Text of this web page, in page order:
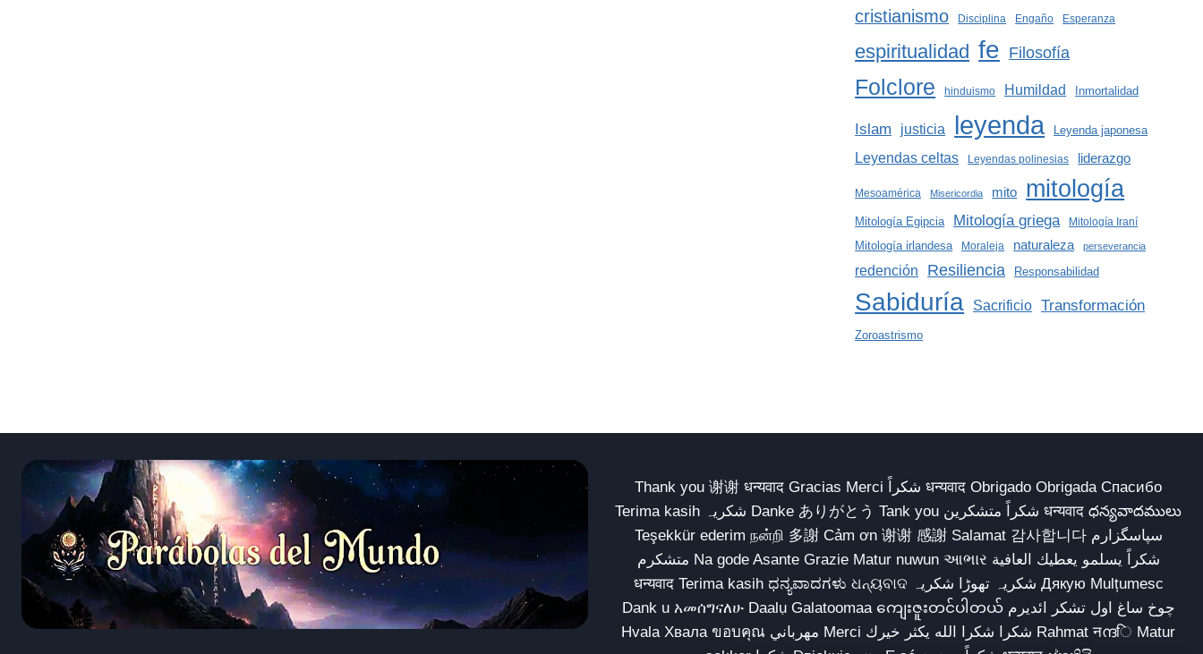
cristianismo Disciplina Engaño Esperanza
espiritualidad fe Filosofía
Folclore hinduismo Humildad Inmortalidad
Islam justicia leyenda Leyenda japonesa
Leyendas celtas Leyendas polinesias liderazgo
Mesoamérica Misericordia mito mitología
Mitología Egipcia Mitología griega Mitología Iraní
Mitología irlandesa Moraleja naturaleza perseverancia
redención Resiliencia Responsabilidad
Sabiduría Sacrificio Transformación
Zoroastrismo
Thank you 谢谢 धन्यवाद Gracias Merci شكراً धन्यवाद Obrigado Obrigada Спасибо
Terima kasih شکریہ Danke ありがとう Tank you شكراً متشكرين धन्यवाद ధన్యవాదములు
Teşekkür ederim நன்றி 多謝 Cảm ơn 谢谢 感謝 Salamat 감사합니다 سپاسگزارم
متشکرم Na gode Asante Grazie Matur nuwun આભાર شكراً يسلمو يعطيك العافية
धन्यवाद Terima kasih ಧನ್ಯವಾದಗಳು ଧନ୍ୟବାଦ شکریہ تھوڑا شکریہ Дякую Mulțumesc
Dank u አመሰግናለሁ Daalụ Galatoomaa ကျေးဇူးတင်ပါတယ် چوخ ساغ اول تشکر ائدیرم
Hvala Хвала ขอบคุณ مهرباني Merci شكرا شكرا الله يكثر خيرك Rahmat नന്ദि Matur